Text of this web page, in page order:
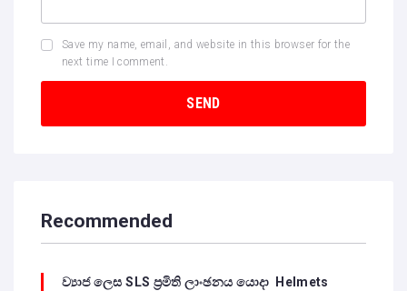
Save my name, email, and website in this browser for the
next time I comment.
Recommended
ව්‍යාජ ලෙස SLS ප්‍රමිති ලාංඡනය යොදා Helmets